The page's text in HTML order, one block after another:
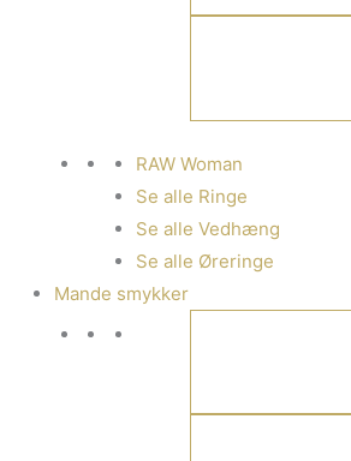
RAW Woman
Se alle Ringe
Se alle Vedhæng
Se alle Øreringe
Mande smykker